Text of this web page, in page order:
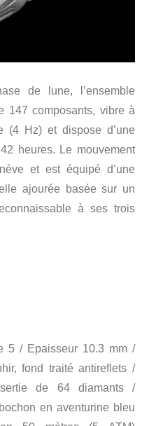
de lune, l’ensemble
147 composants, vibre à
(4 Hz) et dispose d’une
heures. Le mouvement
et est équipé d’une
ajourée basée sur un
à ses trois
5 / Epaisseur 10.3 mm /
fond traité antireflets /
de 64 diamants /
en aventurine bleu